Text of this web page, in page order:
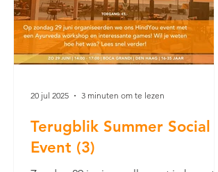
Terugblik Summer Social
Event (3)
20 jul 2025 3 minuten om te lezen